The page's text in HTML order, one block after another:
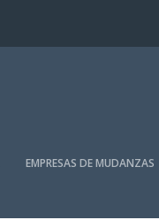
EMPRESAS DE MUDANZAS